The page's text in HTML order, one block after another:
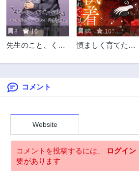
第1.3話
2年前
8 10
先生のこと、くす
84 10
慎ましく育てたは
れています
コメント
Website
コメントを投稿するには、 ログイン
要があります